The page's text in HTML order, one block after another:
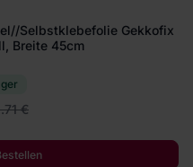
Selbstklebefolie Gekkofix
Breite 45cm
€